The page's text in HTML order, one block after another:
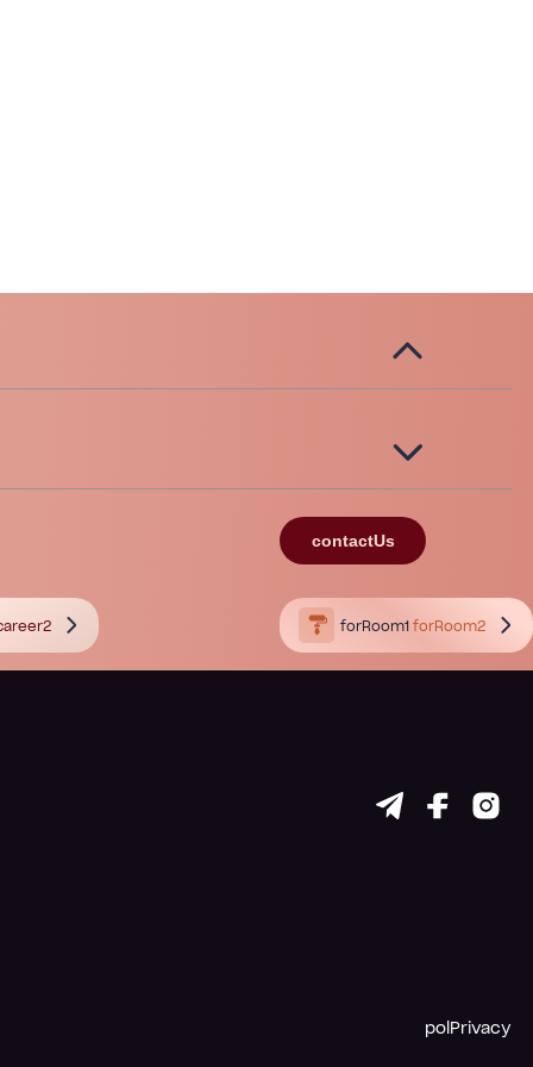
contactUs
forRoom1 forRoom2
polPrivacy